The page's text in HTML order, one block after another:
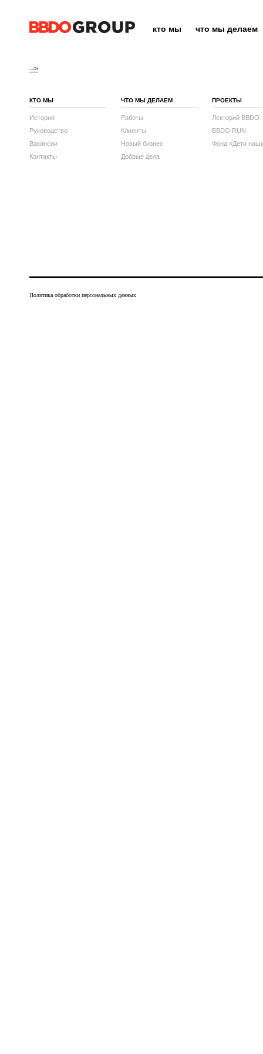
кто мы что мы делаем
-->
КТО МЫ
История
Руководство
Вакансии
Контакты
ЧТО МЫ ДЕЛАЕМ
Работы
Клиенты
Новый бизнес
Добрые дела
ПРОЕКТЫ
Лекторий BBDO
BBDO RUN
Фонд «Дети
Политика обработки персональных данных